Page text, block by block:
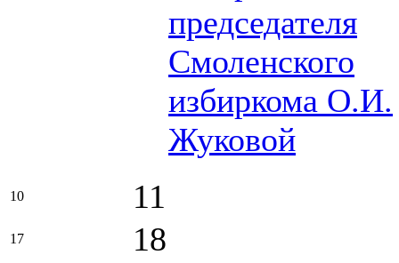
председателя
Смоленского
избиркома О.И.
Жуковой
10 11
17 18